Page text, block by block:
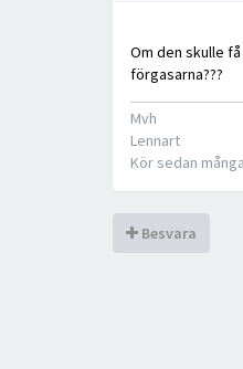
Om den skulle
förgasarna???
Mvh
Lennart
Kör sedan
Besvara